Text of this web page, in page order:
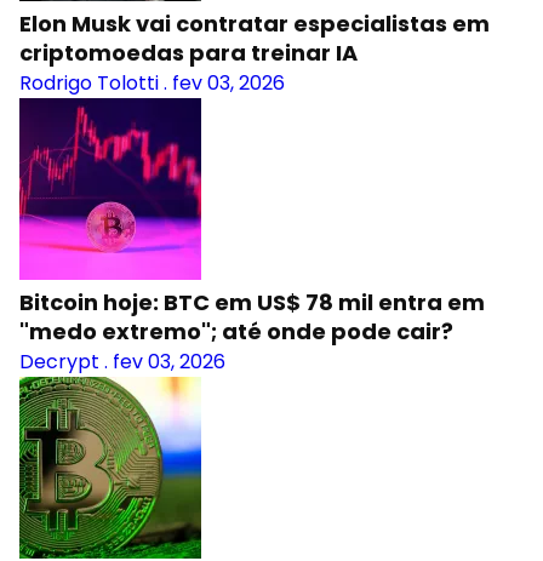
Elon Musk vai contratar especialistas em
criptomoedas para treinar IA
Rodrigo Tolotti. fev 03, 2026
Bitcoin hoje: BTC em US$ 78 mil entra em
"medo extremo"; até onde pode cair?
Decrypt . fev 03, 2026